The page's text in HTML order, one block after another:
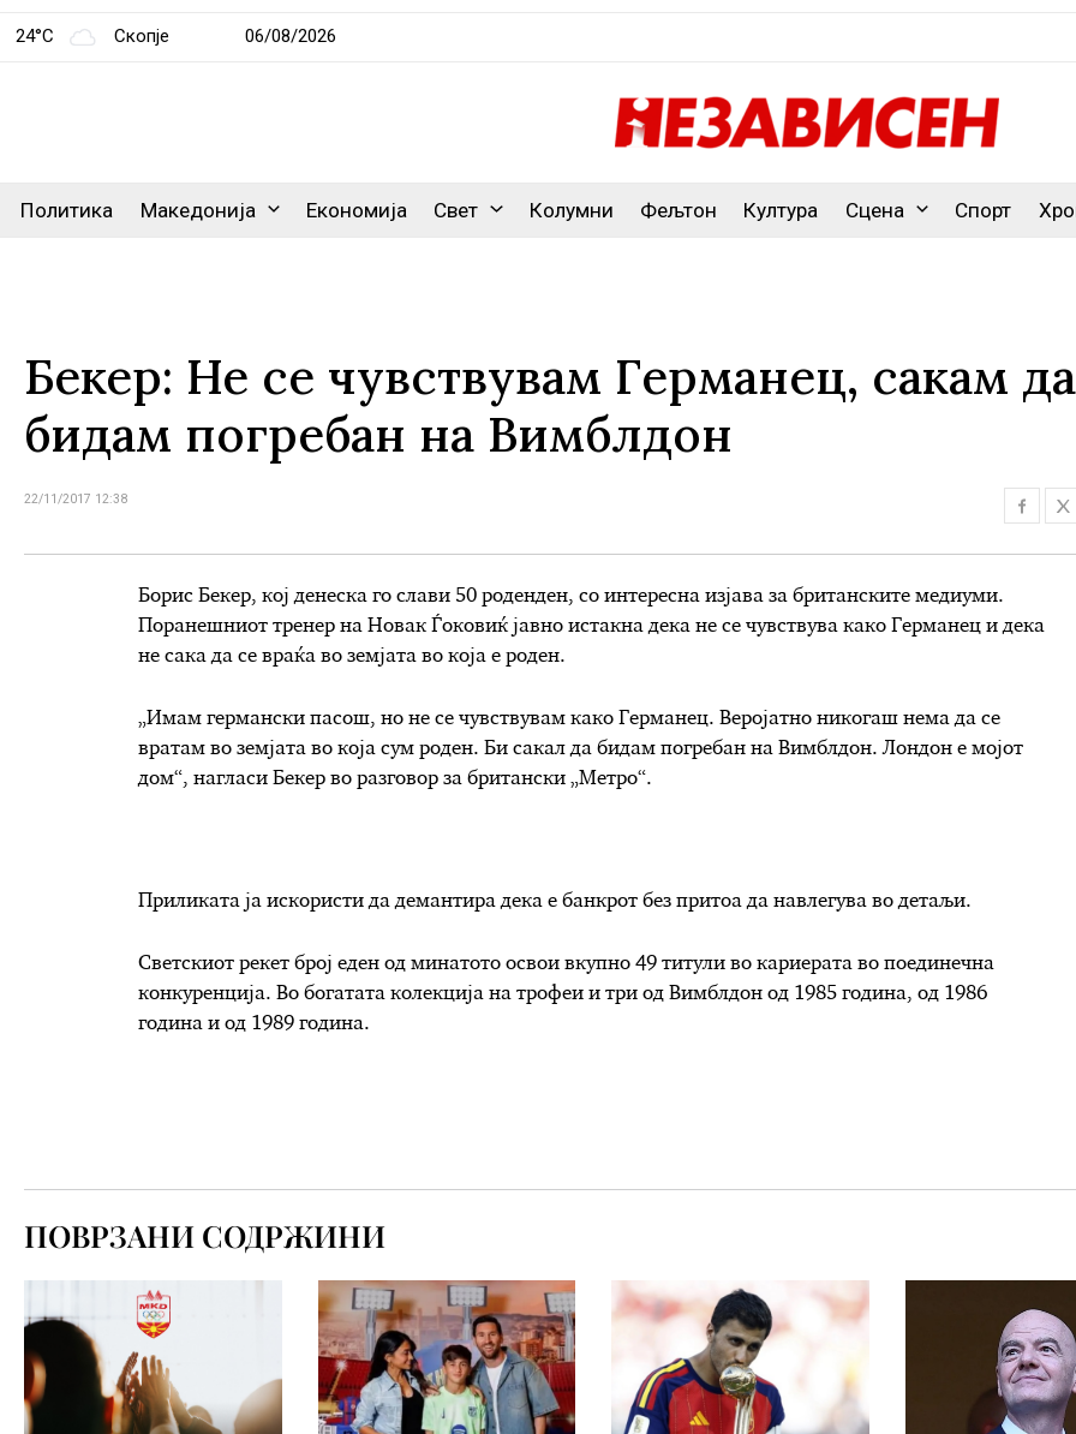
24°C Скопје 06/08/2026
Политика Македонија Економија Свет Колумни Фељтон Култура Сцена Спорт
Бекер: Не се чувствувам Германец, сакам да
бидам погребан на Вимблдон
22/11/2017 12:38
Борис Бекер, кој денеска го слави 50 роденден, со интересна изјава за британските медиуми.
Поранешниот тренер на Новак Ѓоковиќ јавно истакна дека не се чувствува како Германец и дека
не сака да се враќа во земјата во која е роден.
„Имам германски пасош, но не се чувствувам како Германец. Веројатно никогаш нема да се
вратам во земјата во која сум роден. Би сакал да бидам погребан на Вимблдон. Лондон е мојот
дом“, нагласи Бекер во разговор за британски „Метро“.
Приликата ја искористи да демантира дека е банкрот без притоа да навлегува во детаљи.
Светскиот рекет број еден од минатото освои вкупно 49 титули во кариерата во поединечна
конкуренција. Во богатата колекција на трофеи и три од Вимблдон од 1985 година, од 1986
година и од 1989 година.
ПОВРЗАНИ СОДРЖИНИ